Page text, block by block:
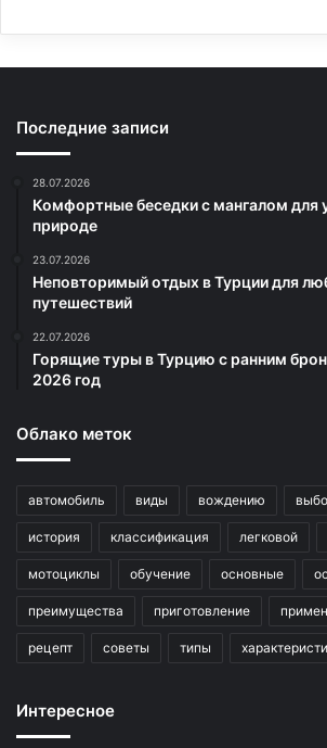
Последние записи
28.07.2026
Комфортные беседки с мангалом для
природе
23.07.2026
Неповторимый отдых в Турции для
путешествий
22.07.2026
Горящие туры в Турцию с ранним
2026 год
Облако меток
автомобиль виды вождению
история классификация легковой
мотоциклы обучение основные
преимущества приготовление
рецепт советы типы
Интересное